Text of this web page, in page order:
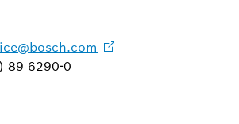
89 6290-0